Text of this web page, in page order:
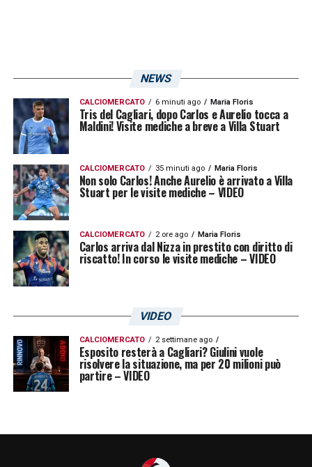
NEWS
CALCIOMERCATO 6 minuti ago Maria Floris
Tris del Cagliari, dopo Carlos e Aurelio tocca a
Maldini! Visite mediche a breve a Villa Stuart
CALCIOMERCATO 35 minuti ago Maria Floris
Non solo Carlos! Anche Aurelio è arrivato a Villa
Stuart per le visite mediche – VIDEO
CALCIOMERCATO 2 ore ago Maria Floris
Carlos arriva dal Nizza in prestito con diritto di
riscatto! In corso le visite mediche – VIDEO
VIDEO
CALCIOMERCATO 2 settimane ago
Esposito resterà a Cagliari? Giulini vuole
risolvere la situazione, ma per 20 milioni può
partire – VIDEO